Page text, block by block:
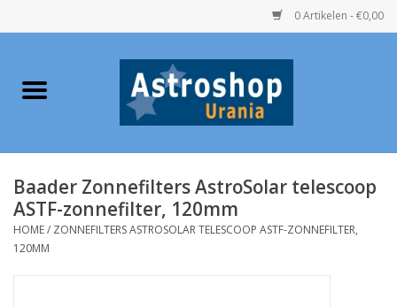
0 Artikelen - €0,00
Home
Telescopen
Accessoires
Baader Zonnefilters AstroSolar telescoop
ASTF-zonnefilter, 120mm
HOME/ ZONNEFILTERS ASTROSOLAR TELESCOOP ASTF-ZONNEFILTER,
120MM